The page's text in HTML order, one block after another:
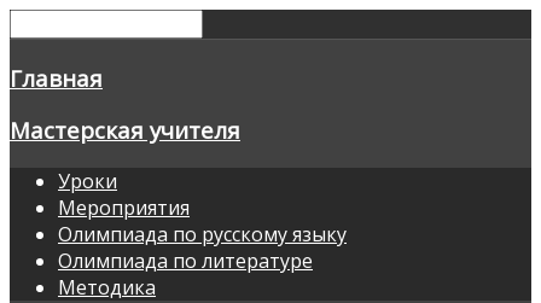
Главная
Мастерская учителя
Уроки
Мероприятия
Олимпиада по русскому языку
Олимпиада по литературе
Методика